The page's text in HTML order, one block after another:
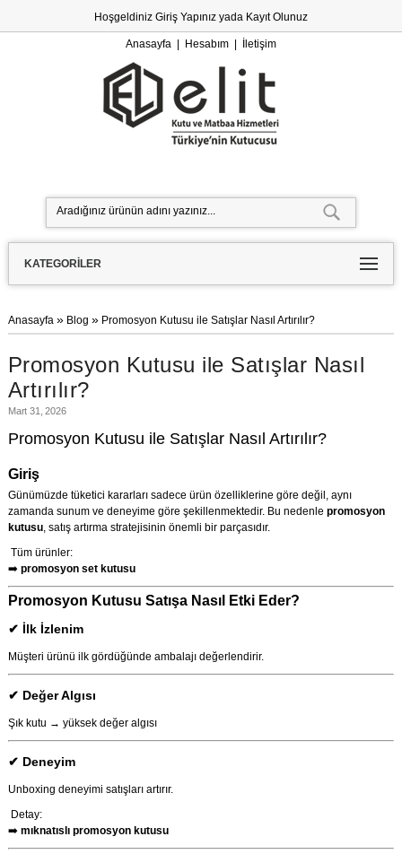
Hoşgeldiniz Giriş Yapınızyada Kayıt Olunuz
Anasayfa| Hesabım| İletişim
KATEGORILER
Anasayfa » Blog » Promosyon Kutusu ile Satışlar Nasıl Artırılır?
Promosyon Kutusu ile Satışlar Nasıl
Artırılır?
Mart 31, 2026
Promosyon Kutusu ile Satışlar Nasıl Artırılır?
Giriş
Günümüzde tüketici kararları sadece ürün özelliklerine göre değil, aynı
zamanda sunum ve deneyime göre şekillenmektedir. Bu nedenle promosyon
kutusu, satış artırma stratejisinin önemli bir parçasıdır.
Tüm ürünler:
➡️ promosyon set kutusu
Promosyon Kutusu Satışa Nasıl Etki Eder?
✔ İlk İzlenim
Müşteri ürünü ilk gördüğünde ambalajı değerlendirir.
✔ Değer Algısı
Şık kutu → yüksek değer algısı
✔ Deneyim
Unboxing deneyimi satışları artırır.
Detay:
➡️ mıknatıslı promosyon kutusu